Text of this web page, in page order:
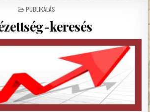
POSTED
PUBLIKÁLÁS
keresés